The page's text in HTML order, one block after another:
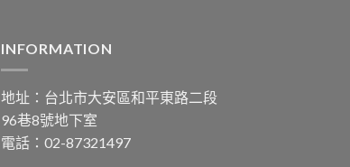
INFORMATION
地址：台北市大安區和平東路二段
96巷8號地下室
電話：02-87321497